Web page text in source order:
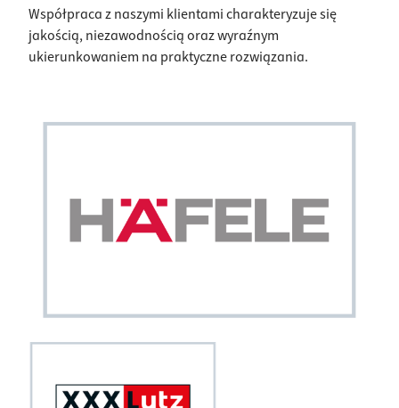
Współpraca z naszymi klientami charakteryzuje się
jakością, niezawodnością oraz wyraźnym
ukierunkowaniem na praktyczne rozwiązania.